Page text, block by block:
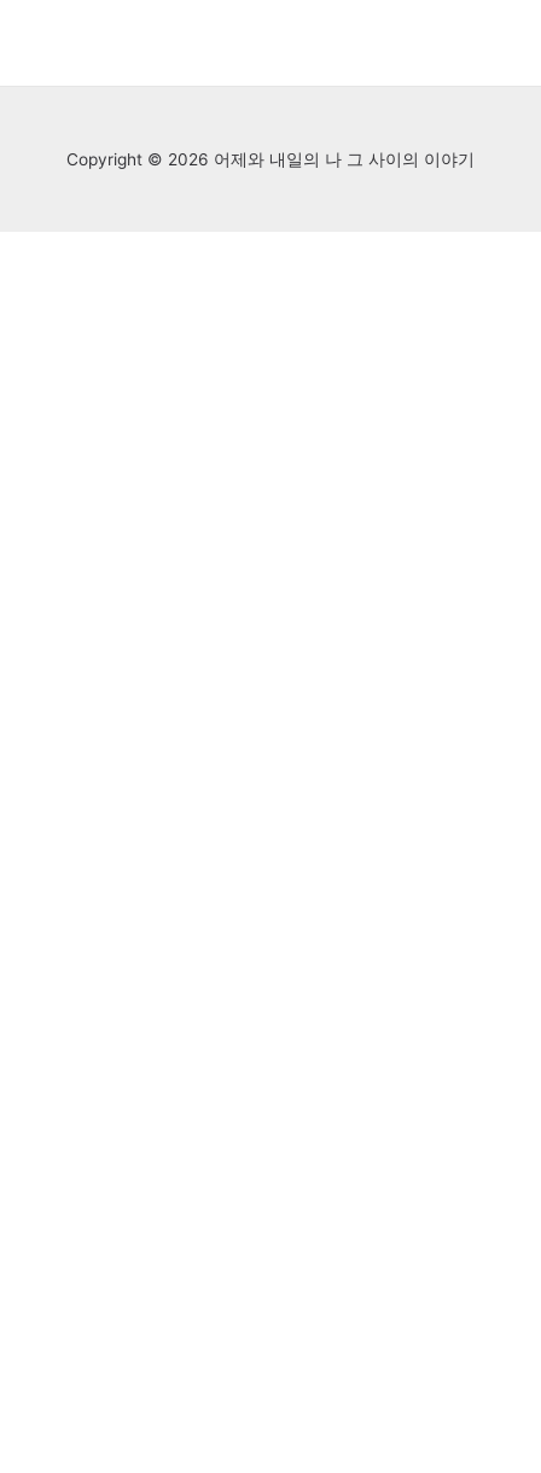
Copyright © 2026 어제와 내일의 나 그 사이의 이야기